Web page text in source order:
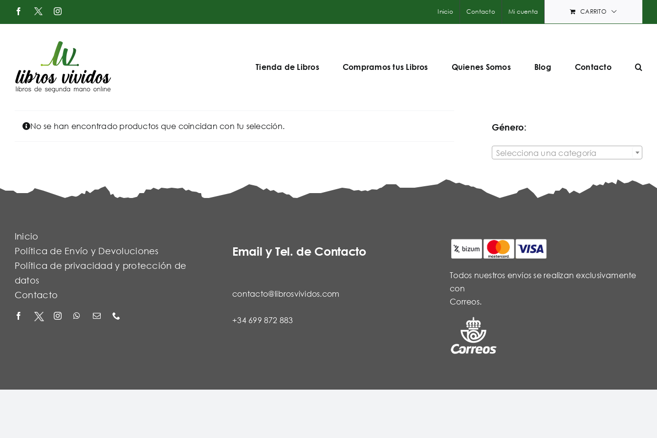
Saltar
Facebook
X
Twitter
Instagram Inicio Contacto Mi cuenta CARRITO
Tienda de Libros Compramos tus Libros Quienes Somos Blog Contacto
No se han encontrado productos que coincidan con tu selección. Género:
Selecciona una categoría
Inicio
Política de Envío y Devoluciones
Política de privacidad y protección de
datos
Contacto
Email y Tel. de Contacto
contacto@librosvividos.com
+34 699 872 883
Todos nuestros envíos se realizan exclusivamente
con
Correos.